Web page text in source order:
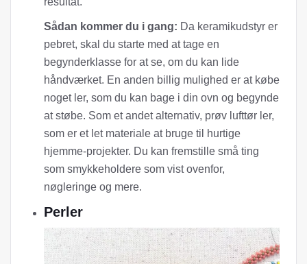
Sådan kommer du i gang: Da keramikudstyr er
pebret, skal du starte med at tage en
begynderklasse for at se, om du kan lide
håndværket. En anden billig mulighed er at købe
noget ler, som du kan bage i din ovn og begynde
at støbe. Som et andet alternativ, prøv lufttør ler,
som er et let materiale at bruge til hurtige
hjemme-projekter. Du kan fremstille små ting
som smykkeholdere som vist ovenfor,
nøgleringe og mere.
Perler